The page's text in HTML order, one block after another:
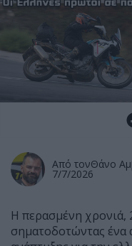
Από τονΘάνο
7/7/2026
Η περασμένη
σηματοδοτώντας ένα